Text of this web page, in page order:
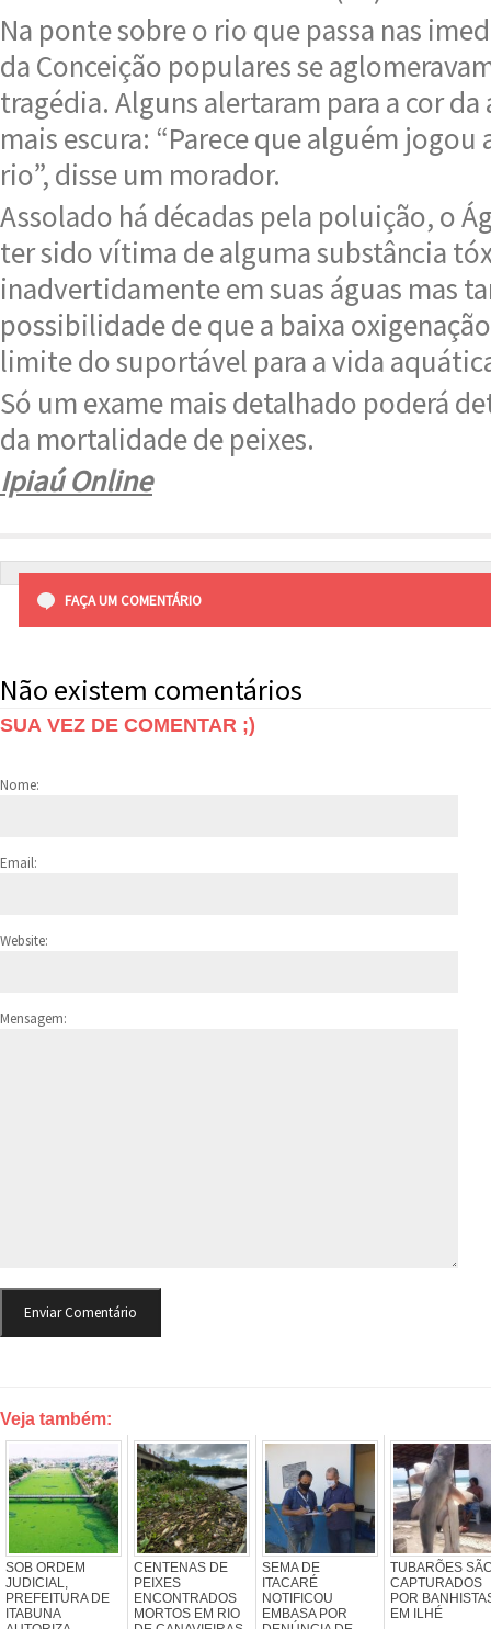
Na ponte sobre o rio que passa nas
da Conceição populares se
tragédia. Alguns alertaram para a cor
mais escura: “Parece que alguém jogou
rio”, disse um morador.
Assolado há décadas pela poluição, o
ter sido vítima de alguma substância
inadvertidamente em suas águas mas
possibilidade de que a baixa
limite do suportável para a vida
Só um exame mais detalhado poderá
da mortalidade de peixes.
Ipiaú Online
FAÇA UM COMENTÁRIO
Não existem comentários
SUA VEZ DE COMENTAR ;)
Nome:
Email:
Website:
Mensagem:
Veja também:
SOB ORDEM
JUDICIAL,
PREFEITURA DE
ITABUNA
CENTENAS DE
PEIXES
ENCONTRADOS
MORTOS EM RIO
SEMA DE
ITACARÉ
NOTIFICOU
EMBASA POR
TUBARÕES
CAPTURADOS
POR
EM ILHÉ